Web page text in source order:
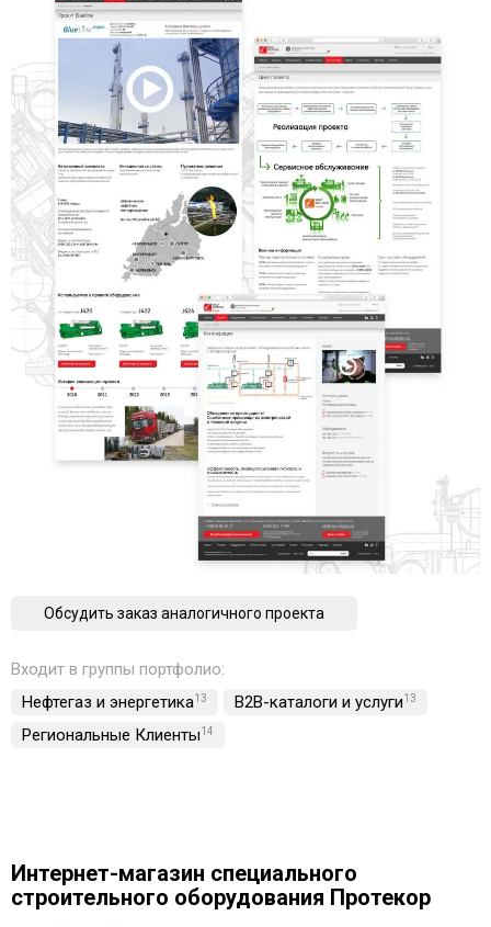
Обсудить заказ аналогичного проекта
Входит в группы портфолио:
Нефтегаз и энергетика13 B2B-каталоги и услуги13
Региональные Клиенты14
Интернет-магазин специального
строительного оборудования Протекор